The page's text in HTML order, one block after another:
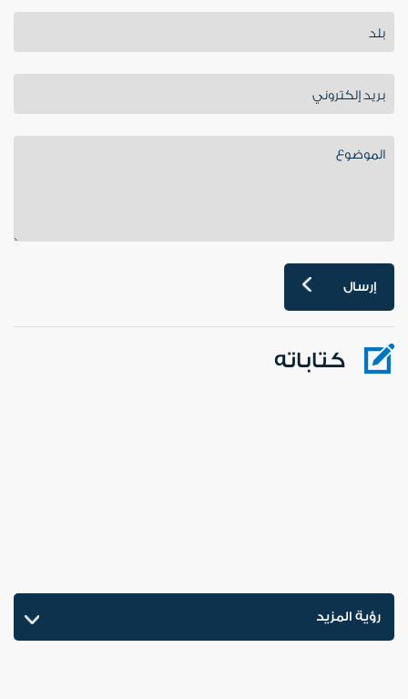
إرسال
كتاباته
رؤية المزيد